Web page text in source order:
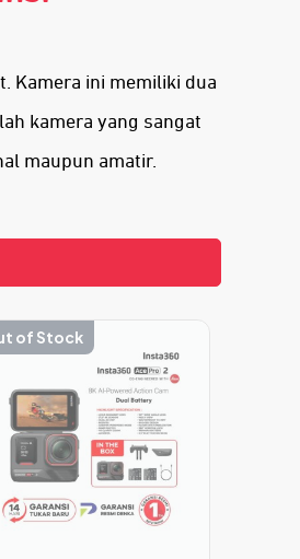
Kamera ini memiliki dua
kamera yang sangat
maupun amatir.
of Stock